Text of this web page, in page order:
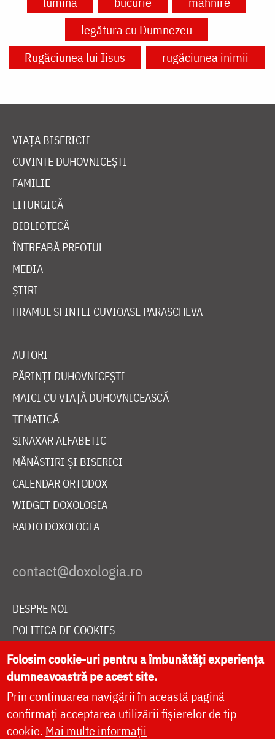
legătura cu Dumnezeu
Rugăciunea lui Iisus
rugăciunea inimii
VIAȚA BISERICII
CUVINTE DUHOVNICEȘTI
FAMILIE
LITURGICĂ
BIBLIOTECĂ
ÎNTREABĂ PREOTUL
MEDIA
ȘTIRI
HRAMUL SFINTEI CUVIOASE PARASCHEVA
AUTORI
PĂRINȚI DUHOVNICEȘTI
MAICI CU VIAȚĂ DUHOVNICEASCĂ
TEMATICĂ
SINAXAR ALFABETIC
MĂNĂSTIRI ȘI BISERICI
CALENDAR ORTODOX
WIDGET DOXOLOGIA
RADIO DOXOLOGIA
DESPRE NOI
POLITICA DE COOKIES
DONEAZĂ ONLINE PENTRU CATEDRALA NAȚIONALĂ
LIVE
Folosim cookie-uri pentru a îmbunătăți experiența
dumneavoastră pe acest site.
Prin continuarea navigării în această pagină
confirmați acceptarea utilizării fișierelor de tip
cookie. Mai multe informații